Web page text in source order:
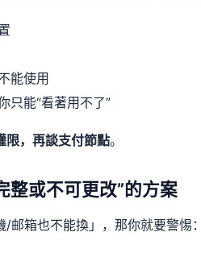
能使用
只能“看著用不了”
限，再談支付節點。
整或不可更改”的方案
邮箱也不能換」，那你就要警